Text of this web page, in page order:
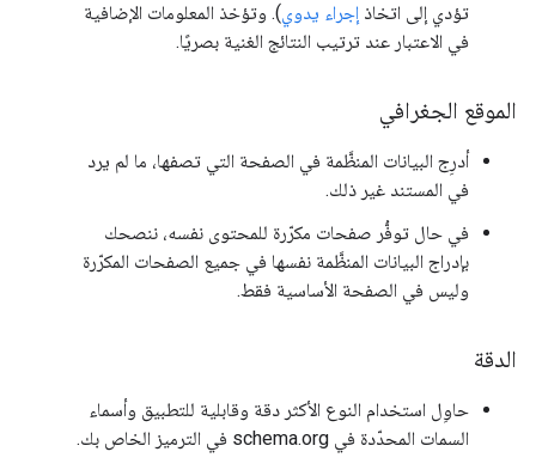
تؤدي إلى اتخاذ إجراء يدوي). وتؤخذ المعلومات الإضافية
في الاعتبار عند ترتيب النتائج الغنية بصريًا.
الموقع الجغرافي
أدرِج البيانات المنظَّمة في الصفحة التي تصفها، ما لم يرد
في المستند غير ذلك.
في حال توفُّر صفحات مكرّرة للمحتوى نفسه، ننصحك
بإدراج البيانات المنظَّمة نفسها في جميع الصفحات المكرّرة
وليس في الصفحة الأساسية فقط.
الدقة
حاوِل استخدام النوع الأكثر دقة وقابلية للتطبيق وأسماء
السمات المحدّدة في schema.org في الترميز الخاص بك.